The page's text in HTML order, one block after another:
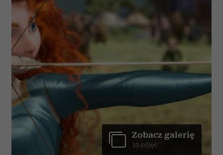
Zobacz galerię
10 zdjęć